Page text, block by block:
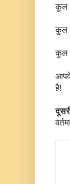
कुल
कुल
कुल
है!